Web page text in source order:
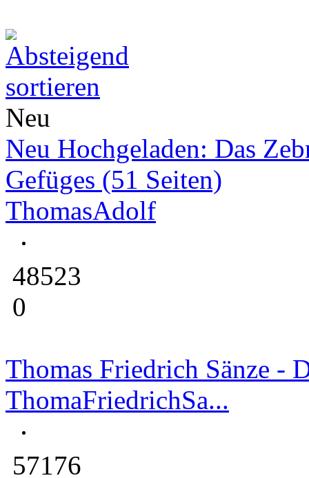
Neu
Neu Hochgeladen: Das
Gefüges (51 Seiten)
ThomasAdolf
48523
0
Thomas Friedrich Sänze -
ThomaFriedrichSa...
57176